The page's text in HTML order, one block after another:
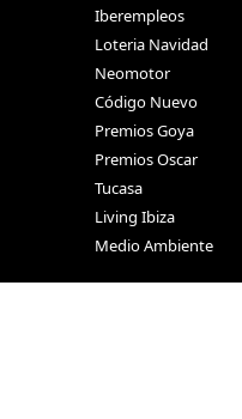
Iberempleos
Loteria Navidad
Neomotor
Código Nuevo
Premios Goya
Premios Oscar
Tucasa
Living Ibiza
Medio Ambiente